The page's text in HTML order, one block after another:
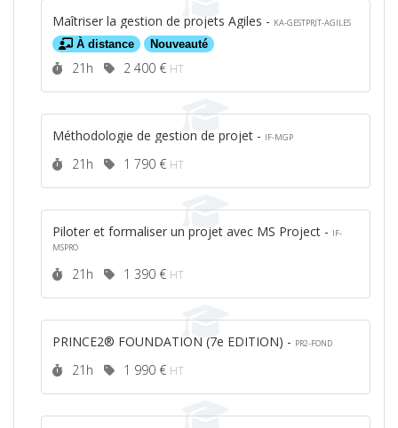
Maîtriser la gestion de projets Agiles - KA-GESTPRJT-AGILES
À distance Nouveauté
Durée :
21h Prix :
2 400 € HT
Méthodologie de gestion de projet - IF-MGP
Durée :
21h Prix :
1 790 € HT
Piloter et formaliser un projet avec MS Project - IF-
MSPRO
Durée :
21h Prix :
1 390 € HT
PRINCE2® FOUNDATION (7e EDITION) - PR2-FOND
Durée :
21h Prix :
1 990 € HT